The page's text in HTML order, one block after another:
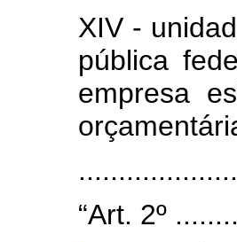
XIV -
pública
empresa
“Art. 2º